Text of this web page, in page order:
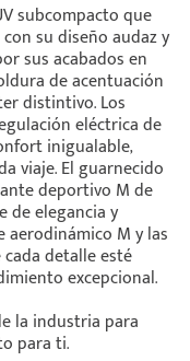
subcompacto que
su diseño audaz y
sus acabados en
de acentuación
distintivo. Los
eléctrica de
inigualable,
viaje. El guarnecido
deportivo M de
de elegancia y
M y las
detalle esté
excepcional.
la industria para
para ti.